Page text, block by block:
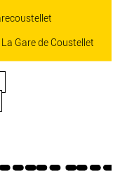
Gare de Coustellet